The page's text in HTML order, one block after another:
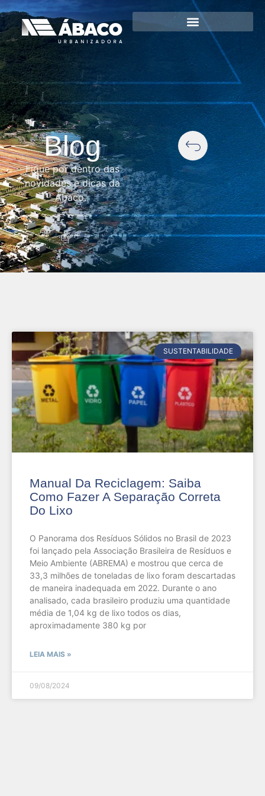
Blog
Fique por dentro das
novidades e dicas da
Ábaco.
SUSTENTABILIDADE
Manual Da Reciclagem: Saiba
Como Fazer A Separação Correta
Do Lixo
O Panorama dos Resíduos Sólidos no Brasil de 2023
foi lançado pela Associação Brasileira de Resíduos e
Meio Ambiente (ABREMA) e mostrou que cerca de
33,3 milhões de toneladas de lixo foram descartadas
de maneira inadequada em 2022. Durante o ano
analisado, cada brasileiro produziu uma quantidade
média de 1,04 kg de lixo todos os dias,
aproximadamente 380 kg por
LEIA MAIS »
09/08/2024